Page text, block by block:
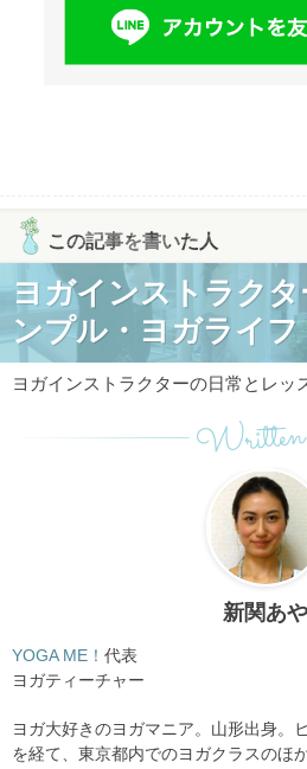
この記事を書いた人
ヨガインストラク
ンプル・ヨガライフ
ヨガインストラクターの日常とレッ
新関あや
YOGA ME！ 代表
ヨガティーチャー
ヨガ大好きのヨガマニア。山形出身。
を経て、東京都内でのヨガクラスのほ